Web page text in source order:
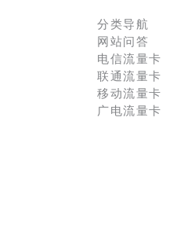
分类导航
网站问答
电信流量卡
联通流量卡
移动流量卡
广电流量卡